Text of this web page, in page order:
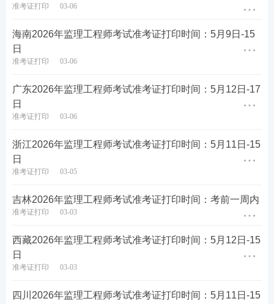
备使用。
5、准考证丢失可否重新打印?
准考证打印期间可以在网上报名系统中重复下载、
打印准考证。
考试地点等详细信息会在准考证上标注，请提前规
划交通路线，以免影响考试！
准考证打印 03-06
海南2026年监理工程师考试准考证打印时间：5月9日-15
日
准考证打印 03-06
广东2026年监理工程师考试准考证打印时间：5月12日-17
日
准考证打印 03-06
浙江2026年监理工程师考试准考证打印时间：5月11日-15
日
准考证打印 03-05
吉林2026年监理工程师考试准考证打印时间：考前一周内
准考证打印 03-03
西藏2026年监理工程师考试准考证打印时间：5月12日-15
日
准考证打印 03-03
四川2026年监理工程师考试准考证打印时间：5月11日-15